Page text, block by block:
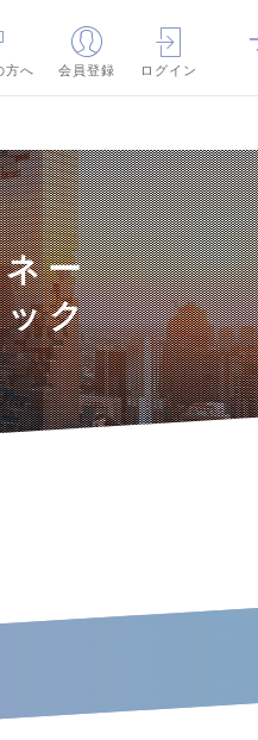
方へ
会員登録 ログイン
ー
ク